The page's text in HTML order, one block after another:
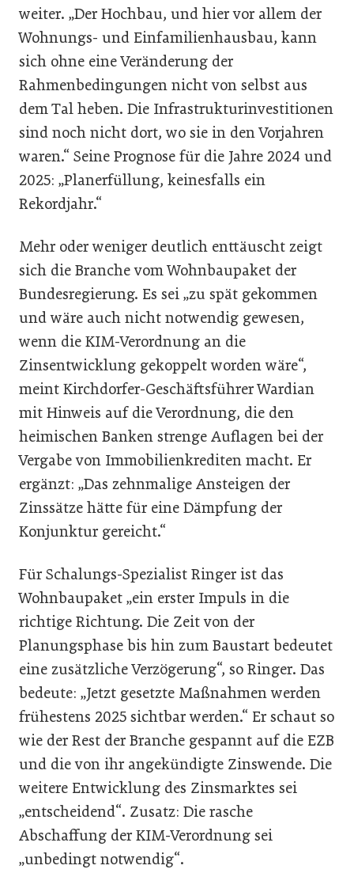
weiter. „Der Hochbau, und hier vor allem der
Wohnungs- und Einfamilienhausbau, kann
sich ohne eine Veränderung der
Rahmenbedingungen nicht von selbst aus
dem Tal heben. Die Infrastrukturinvestitionen
sind noch nicht dort, wo sie in den Vorjahren
waren.“ Seine Prognose für die Jahre 2024 und
2025: „Planerfüllung, keinesfalls ein
Rekordjahr.“
Mehr oder weniger deutlich enttäuscht zeigt
sich die Branche vom Wohnbaupaket der
Bundesregierung. Es sei „zu spät gekommen
und wäre auch nicht notwendig gewesen,
wenn die KIM-Verordnung an die
Zinsentwicklung gekoppelt worden wäre“,
meint Kirchdorfer-Geschäftsführer Wardian
mit Hinweis auf die Verordnung, die den
heimischen Banken strenge Auflagen bei der
Vergabe von Immobilienkrediten macht. Er
ergänzt: „Das zehnmalige Ansteigen der
Zinssätze hätte für eine Dämpfung der
Konjunktur gereicht.“
Für Schalungs-Spezialist Ringer ist das
Wohnbaupaket „ein erster Impuls in die
richtige Richtung. Die Zeit von der
Planungsphase bis hin zum Baustart bedeutet
eine zusätzliche Verzögerung“, so Ringer. Das
bedeute: „Jetzt gesetzte Maßnahmen werden
frühestens 2025 sichtbar werden.“ Er schaut so
wie der Rest der Branche gespannt auf die EZB
und die von ihr angekündigte Zinswende. Die
weitere Entwicklung des Zinsmarktes sei
„entscheidend“. Zusatz: Die rasche
Abschaffung der KIM-Verordnung sei
„unbedingt notwendig“.